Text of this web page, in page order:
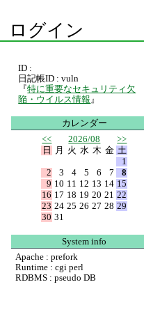
ログイン
ID :
日記帳ID : vuln
『特に重要なセキュリティ欠
陥・ウイルス情報 』
カレンダー
<<
2026/08
>>
日
月 火 水 木 金 土
1
2
3 4 5 6 7
8
9 10 11 12 13 14 15
16 17 18 19 20 21 22
23 24 25 26 27 28 29
30 31
System info
Apache : prefork
Runtime : cgi perl
RDBMS : pseudo DB